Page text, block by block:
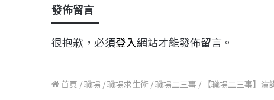
發佈留言
很抱歉，必須登入網站才能發佈留言。